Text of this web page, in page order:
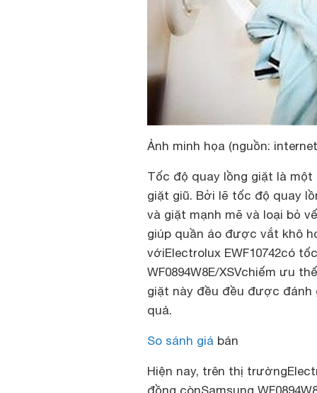
Ảnh minh họa (nguồn:
Tốc độ quay lồng giặt là
giặt giũ. Bởi lẽ tốc độ quay
và giặt mạnh mẽ và loại bỏ
giúp quần áo được vắt khô
vớiElectrolux EWF10742có
WF0894W8E/XSVchiếm ưu
giặt này đều đều được đánh
quả.
So sánh giá bán
Hiện nay, trên thị
đồng cònSamsung